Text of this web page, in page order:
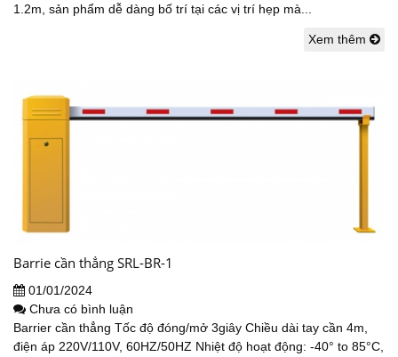
1.2m, sản phẩm dễ dàng bố trí tại các vị trí hẹp mà...
Xem thêm
Barrie cần thẳng SRL-BR-1
01/01/2024
Chưa có bình luận
Barrier cần thẳng Tốc độ đóng/mở 3giây Chiều dài tay cần 4m,
điện áp 220V/110V, 60HZ/50HZ Nhiệt độ hoạt động: -40° to 85°C,